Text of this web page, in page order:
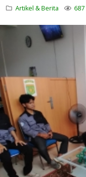
Artikel & Berita